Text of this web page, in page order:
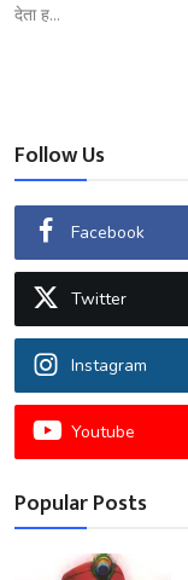
देता ह...
Follow Us
Facebook
Twitter
Instagram
Youtube
Popular Posts